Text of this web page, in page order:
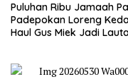
Puluhan Ribu Jamaah
Padepokan Loreng
Haul Gus Miek Jadi